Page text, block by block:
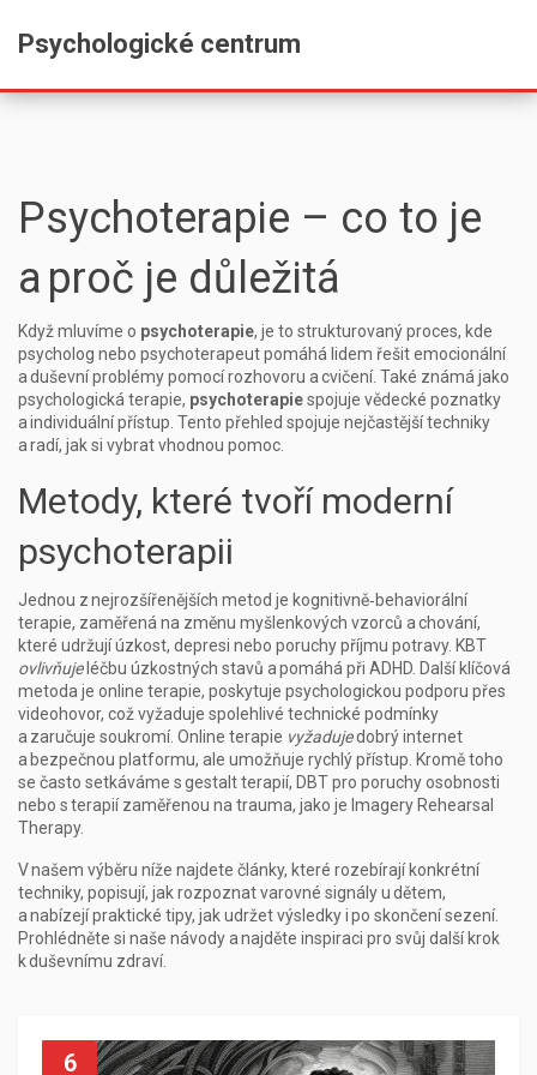
Psychologické centrum
Psychoterapie – co to je
a proč je důležitá
Když mluvíme o psychoterapie, je to strukturovaný proces, kde
psycholog nebo psychoterapeut pomáhá lidem řešit emocionální
a duševní problémy pomocí rozhovoru a cvičení. Také známá jako
psychologická terapie, psychoterapiespojuje vědecké poznatky
a individuální přístup. Tento přehled spojuje nejčastější techniky
a radí, jak si vybrat vhodnou pomoc.
Metody, které tvoří moderní
psychoterapii
Jednou z nejrozšířenějších metod je kognitivně‑behaviorální
terapie, zaměřená na změnu myšlenkových vzorců a chování,
které udržují úzkost, depresi nebo poruchy příjmu potravy. KBT
ovlivňujeléčbu úzkostných stavů a pomáhá při ADHD. Další klíčová
metoda je online terapie, poskytuje psychologickou podporu přes
videohovor, což vyžaduje spolehlivé technické podmínky
a zaručuje soukromí. Online terapie vyžadujedobrý internet
a bezpečnou platformu, ale umožňuje rychlý přístup. Kromě toho
se často setkáváme s gestalt terapií, DBT pro poruchy osobnosti
nebo s terapií zaměřenou na trauma, jako je Imagery Rehearsal
Therapy.
V našem výběru níže najdete články, které rozebírají konkrétní
techniky, popisují, jak rozpoznat varovné signály u dětem,
a nabízejí praktické tipy, jak udržet výsledky i po skončení sezení.
Prohlédněte si naše návody a najděte inspiraci pro svůj další krok
k duševnímu zdraví.
6